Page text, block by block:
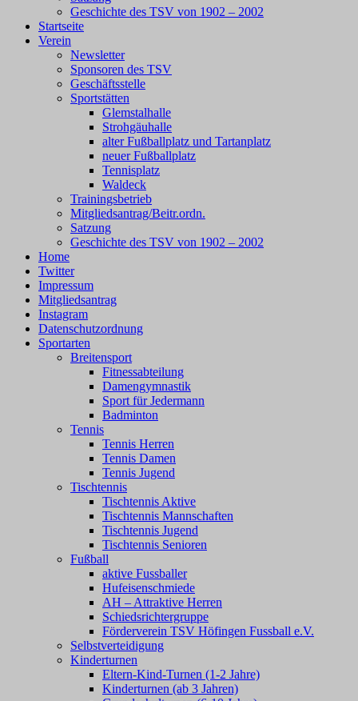
Geschichte des TSV von 1902 – 2002
Startseite
Verein
Newsletter
Sponsoren des TSV
Geschäftsstelle
Sportstätten
Glemstalhalle
Strohgäuhalle
alter Fußballplatz und Tartanplatz
neuer Fußballplatz
Tennisplatz
Waldeck
Trainingsbetrieb
Mitgliedsantrag/Beitr.ordn.
Satzung
Geschichte des TSV von 1902 – 2002
Home
Twitter
Impressum
Mitgliedsantrag
Instagram
Datenschutzordnung
Sportarten
Breitensport
Fitnessabteilung
Damengymnastik
Sport für Jedermann
Badminton
Tennis
Tennis Herren
Tennis Damen
Tennis Jugend
Tischtennis
Tischtennis Aktive
Tischtennis Mannschaften
Tischtennis Jugend
Tischtennis Senioren
Fußball
aktive Fussballer
Hufeisenschmiede
AH – Attraktive Herren
Schiedsrichtergruppe
Förderverein TSV Höfingen Fussball e.V.
Selbstverteidigung
Kinderturnen
Eltern-Kind-Turnen (1-2 Jahre)
Kinderturnen (ab 3 Jahren)